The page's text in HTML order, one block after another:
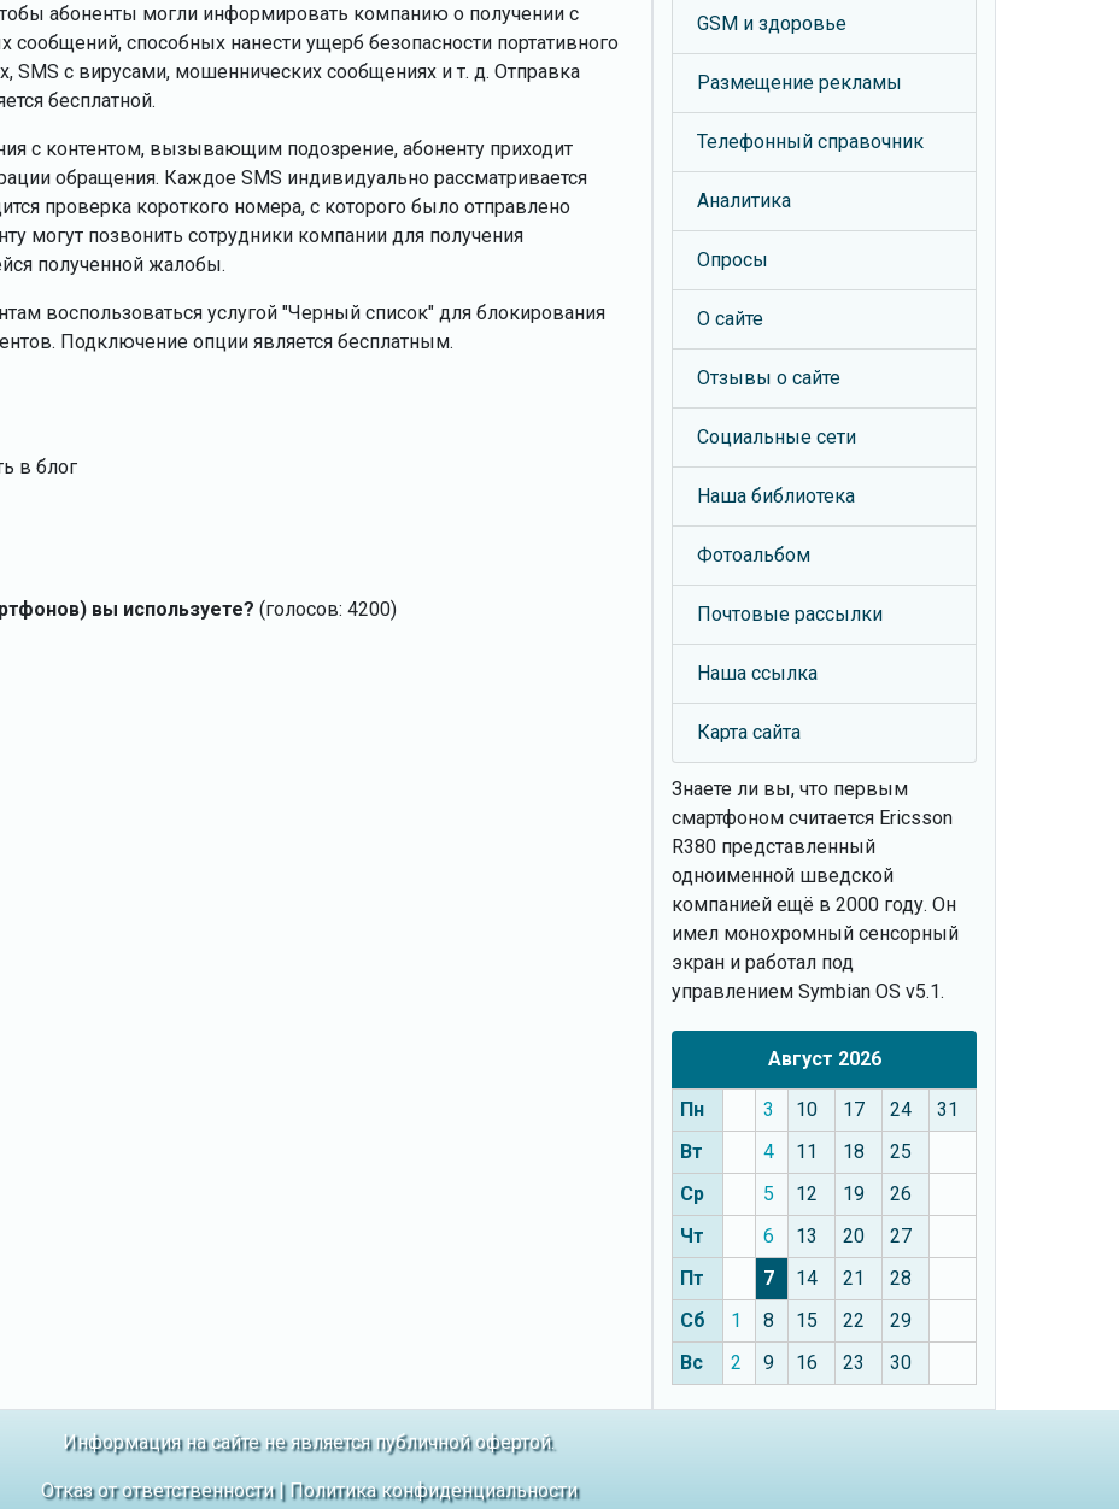
абоненты могли информировать компанию о получении с
сообщений, способных нанести ущерб безопасности портативного
SMS с вирусами, мошеннических сообщениях и т. д. Отправка
бесплатной.
с контентом, вызывающим подозрение, абоненту приходит
обращения. Каждое SMS индивидуально рассматривается
проверка короткого номера, с которого было отправлено
могут позвонить сотрудники компании для получения
полученной жалобы.
воспользоваться услугой "Черный список" для блокирования
Подключение опции является бесплатным.
в блог
вы используете? (голосов: 4200)
GSM и здоровье
Размещение рекламы
Телефонный справочник
Аналитика
Опросы
О сайте
Отзывы о сайте
Социальные сети
Наша библиотека
Фотоальбом
Почтовые рассылки
Наша ссылка
Карта сайта
Знаете ли вы, что первым
смартфоном считается Ericsson
R380 представленный
одноименной шведской
компанией ещё в 2000 году. Он
имел монохромный сенсорный
экран и работал под
управлением Symbian OS v5.1.
Август 2026
Пн 3 10 17 24
31
Вт
4 11 18
25
Ср
5 12 19
26
Чт
6 13 20
27
Пт
7 14 21
28
Сб
1 8 15 22
29
Вс
2 9 16 23 30
Информация на сайте не является публичной офертой.
Отказ от ответственности| Политика конфиденциальности